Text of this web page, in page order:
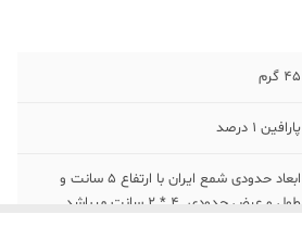
45 گرم
پارافین 1 درصد
ابعاد حدودی شمع ایران با ارتفاع 5 سانت و
طول و عرض حدودی 4 * 2 سانت میباشد